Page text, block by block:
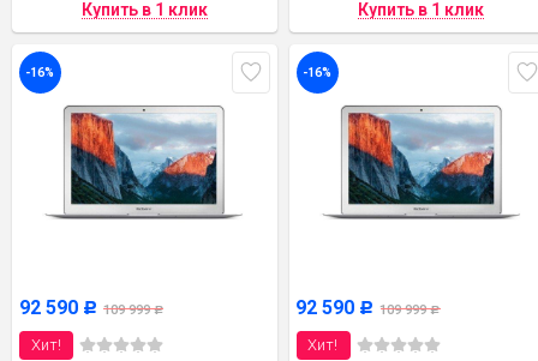
-16%
92 590 Р 109 999Р
Хит!
-16%
92 590 Р 109 999Р
Хит!